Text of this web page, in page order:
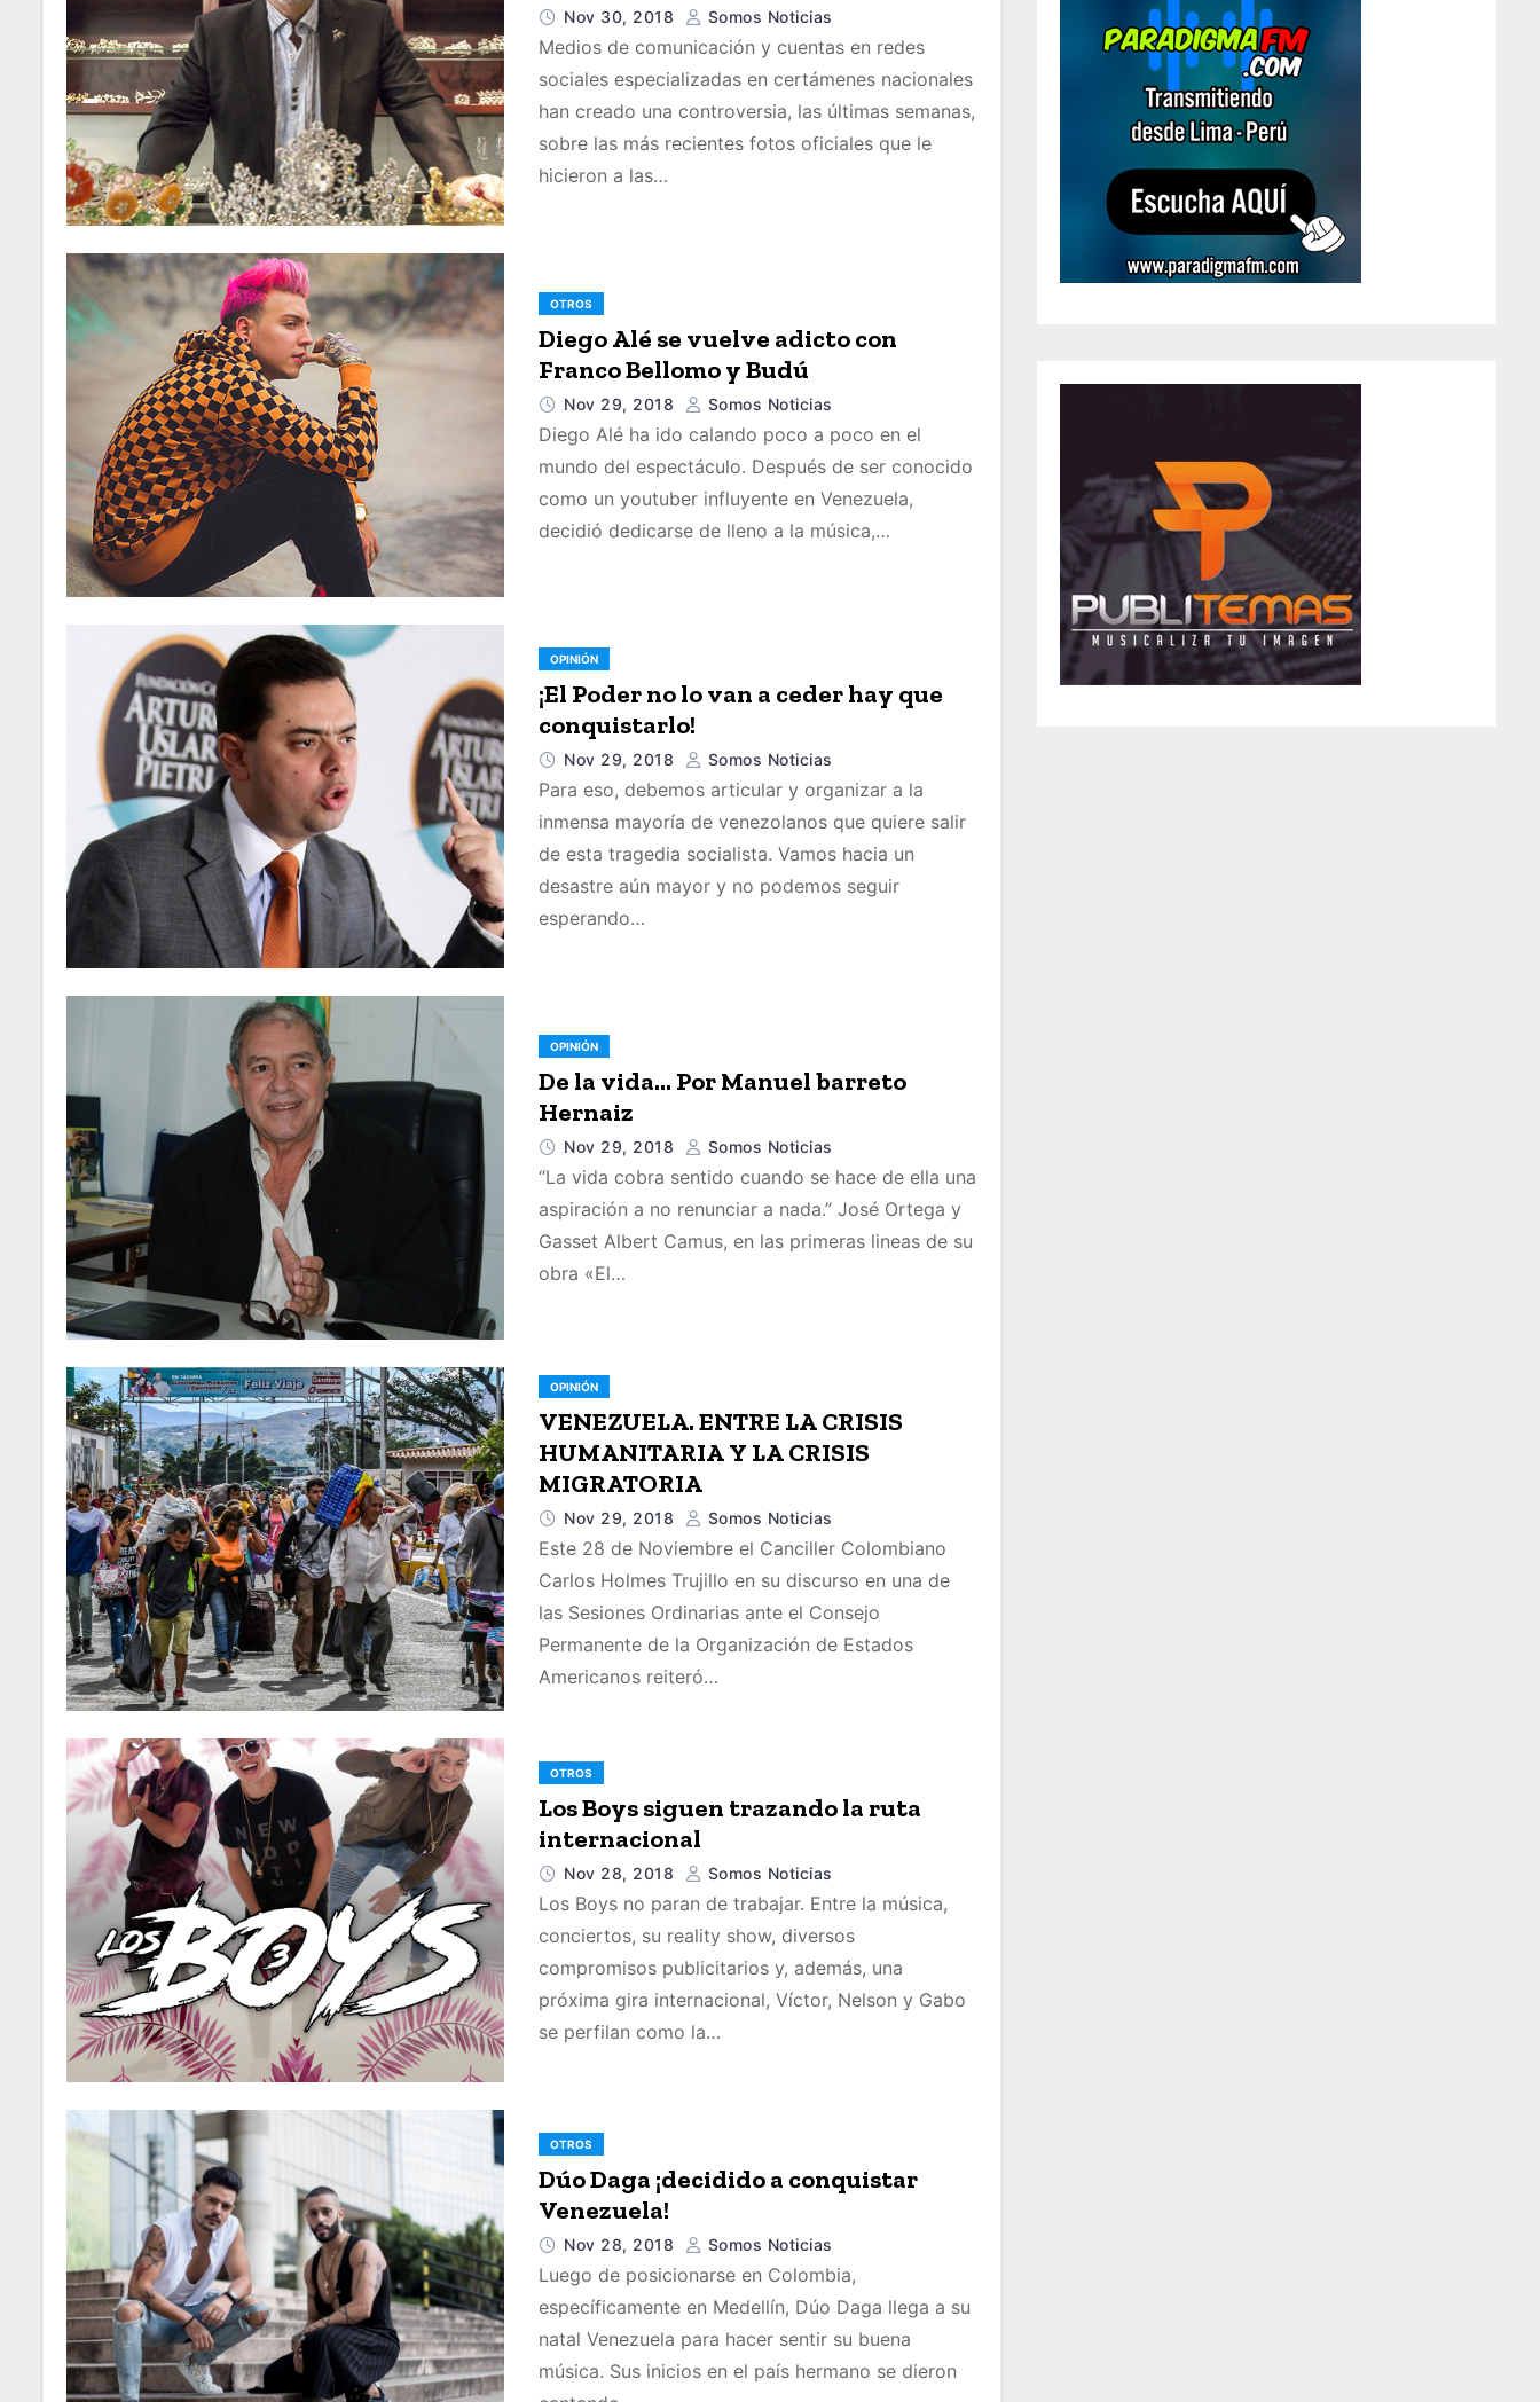
Nov 30, 2018 Somos Noticias
Medios de comunicación y cuentas en redes
sociales especializadas en certámenes nacionales
han creado una controversia, las últimas semanas,
sobre las más recientes fotos oficiales que le
hicieron a las…
OTROS
Diego Alé se vuelve adicto con
Franco Bellomo y Budú
Nov 29, 2018 Somos Noticias
Diego Alé ha ido calando poco a poco en el
mundo del espectáculo. Después de ser conocido
como un youtuber influyente en Venezuela,
decidió dedicarse de lleno a la música,…
OPINIÓN
¡El Poder no lo van a ceder hay que
conquistarlo!
Nov 29, 2018 Somos Noticias
Para eso, debemos articular y organizar a la
inmensa mayoría de venezolanos que quiere salir
de esta tragedia socialista. Vamos hacia un
desastre aún mayor y no podemos seguir
esperando…
OPINIÓN
De la vida… Por Manuel barreto
Hernaiz
Nov 29, 2018 Somos Noticias
“La vida cobra sentido cuando se hace de ella una
aspiración a no renunciar a nada.” José Ortega y
Gasset Albert Camus, en las primeras lineas de su
obra «El…
OPINIÓN
VENEZUELA. ENTRE LA CRISIS
HUMANITARIA Y LA CRISIS
MIGRATORIA
Nov 29, 2018 Somos Noticias
Este 28 de Noviembre el Canciller Colombiano
Carlos Holmes Trujillo en su discurso en una de
las Sesiones Ordinarias ante el Consejo
Permanente de la Organización de Estados
Americanos reiteró…
OTROS
Los Boys siguen trazando la ruta
internacional
Nov 28, 2018 Somos Noticias
Los Boys no paran de trabajar. Entre la música,
conciertos, su reality show, diversos
compromisos publicitarios y, además, una
próxima gira internacional, Víctor, Nelson y Gabo
se perfilan como la…
OTROS
Dúo Daga ¡decidido a conquistar
Venezuela!
Nov 28, 2018 Somos Noticias
Luego de posicionarse en Colombia,
específicamente en Medellín, Dúo Daga llega a su
natal Venezuela para hacer sentir su buena
música. Sus inicios en el país hermano se dieron